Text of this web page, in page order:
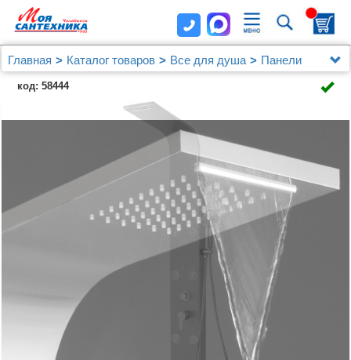
Главная Каталог товаров Все для душа
Панели
Душевая панель Aquanet Galaxy 209998
код: 58444